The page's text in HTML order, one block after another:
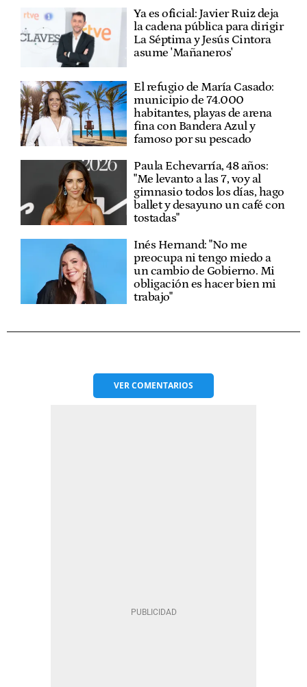
Ya es oficial: Javier Ruiz deja
la cadena pública para dirigir
La Séptima y Jesús Cintora
asume 'Mañaneros'
El refugio de María Casado:
municipio de 74.000
habitantes, playas de arena
fina con Bandera Azul y
famoso por su pescado
Paula Echevarría, 48 años:
"Me levanto a las 7, voy al
gimnasio todos los días, hago
ballet y desayuno un café con
tostadas"
Inés Hernand: "No me
preocupa ni tengo miedo a
un cambio de Gobierno. Mi
obligación es hacer bien mi
trabajo"
VERCOMENTARIOS